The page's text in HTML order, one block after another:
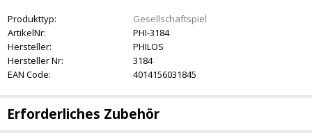
Produkttyp:
Gesellschaftspiel
ArtikelNr:
PHI-3184
Hersteller:
PHILOS
Hersteller Nr:
3184
EAN Code:
4014156031845
Erforderliches Zubehör